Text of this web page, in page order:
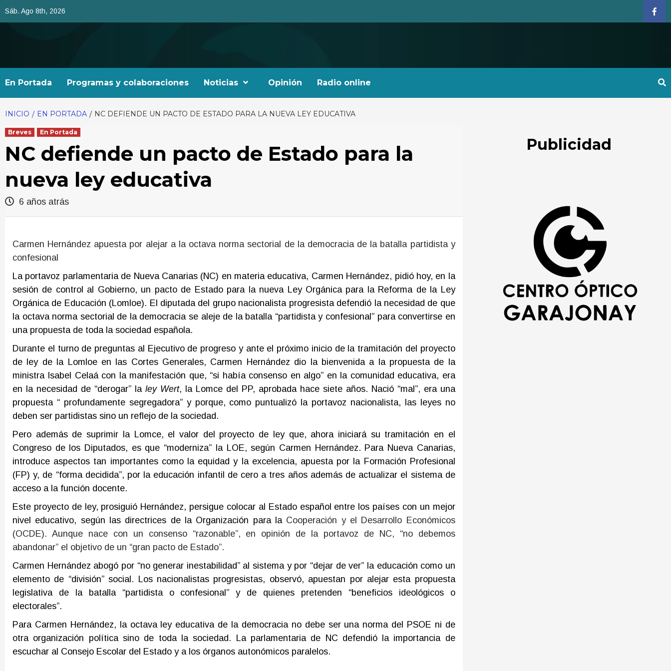
Sáb. Ago 8th, 2026
En Portada Programas y colaboraciones Noticias Opinión Radio online
INICIO EN PORTADA NC DEFIENDE UN PACTO DE ESTADO PARA LA NUEVA LEY EDUCATIVA
Breves En Portada
NC defiende un pacto de Estado para la
nueva ley educativa
6 años atrás
Carmen Hernández apuesta por alejar a la octava norma sectorial de la democracia de la batalla partidista y
confesional
La portavoz parlamentaria de Nueva Canarias (NC) en materia educativa, Carmen Hernández, pidió hoy, en la
sesión de control al Gobierno, un pacto de Estado para la nueva Ley Orgánica para la Reforma de la Ley
Orgánica de Educación (Lomloe). El diputada del grupo nacionalista progresista defendió la necesidad de que
la octava norma sectorial de la democracia se aleje de la batalla “partidista y confesional” para convertirse en
una propuesta de toda la sociedad española.
Durante el turno de preguntas al Ejecutivo de progreso y ante el próximo inicio de la tramitación del proyecto
de ley de la Lomloe en las Cortes Generales, Carmen Hernández dio la bienvenida a la propuesta de la
ministra Isabel Celaá con la manifestación que, “si había consenso en algo” en la comunidad educativa, era
en la necesidad de “derogar” la ley Wert, la Lomce del PP, aprobada hace siete años. Nació “mal”, era una
propuesta “ profundamente segregadora” y porque, como puntualizó la portavoz nacionalista, las leyes no
deben ser partidistas sino un reflejo de la sociedad.
Pero además de suprimir la Lomce, el valor del proyecto de ley que, ahora iniciará su tramitación en el
Congreso de los Diputados, es que “moderniza” la LOE, según Carmen Hernández. Para Nueva Canarias,
introduce aspectos tan importantes como la equidad y la excelencia, apuesta por la Formación Profesional
(FP) y, de “forma decidida”, por la educación infantil de cero a tres años además de actualizar el sistema de
acceso a la función docente.
Este proyecto de ley, prosiguió Hernández, persigue colocar al Estado español entre los países con un mejor
nivel educativo, según las directrices de la Organización para la Cooperación y el Desarrollo Económicos
(OCDE). Aunque nace con un consenso “razonable”, en opinión de la portavoz de NC, “no debemos
abandonar” el objetivo de un “gran pacto de Estado”.
Carmen Hernández abogó por “no generar inestabilidad” al sistema y por “dejar de ver” la educación como un
elemento de “división” social. Los nacionalistas progresistas, observó, apuestan por alejar esta propuesta
legislativa de la batalla “partidista o confesional” y de quienes pretenden “beneficios ideológicos o
electorales”.
Para Carmen Hernández, la octava ley educativa de la democracia no debe ser una norma del PSOE ni de
otra organización política sino de toda la sociedad. La parlamentaria de NC defendió la importancia de
escuchar al Consejo Escolar del Estado y a los órganos autonómicos paralelos.
Publicidad